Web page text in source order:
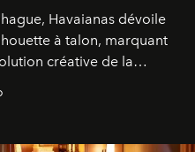
Havaianas dévoile
à talon, marquant
créative de la